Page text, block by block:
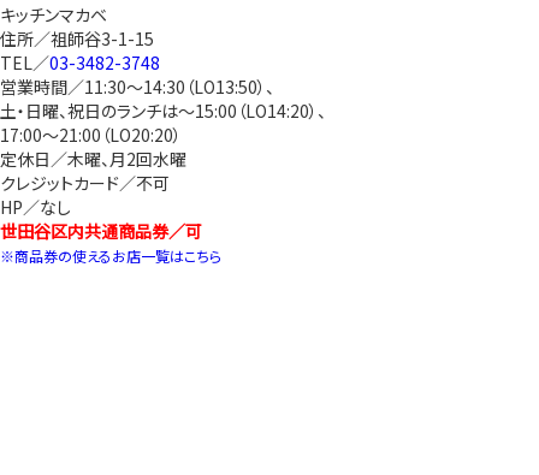
キッチンマカベ
住所／祖師谷3-1-15
TEL／03-3482-3748
営業時間／11:30～14:30（LO13:50）、
土・日曜、祝日のランチは～15:00（LO14:20）、
17:00～21:00（LO20:20）
定休日／木曜、月2回水曜
クレジットカード／不可
HP／なし
世田谷区内共通商品券／可
※商品券の使えるお店一覧はこちら